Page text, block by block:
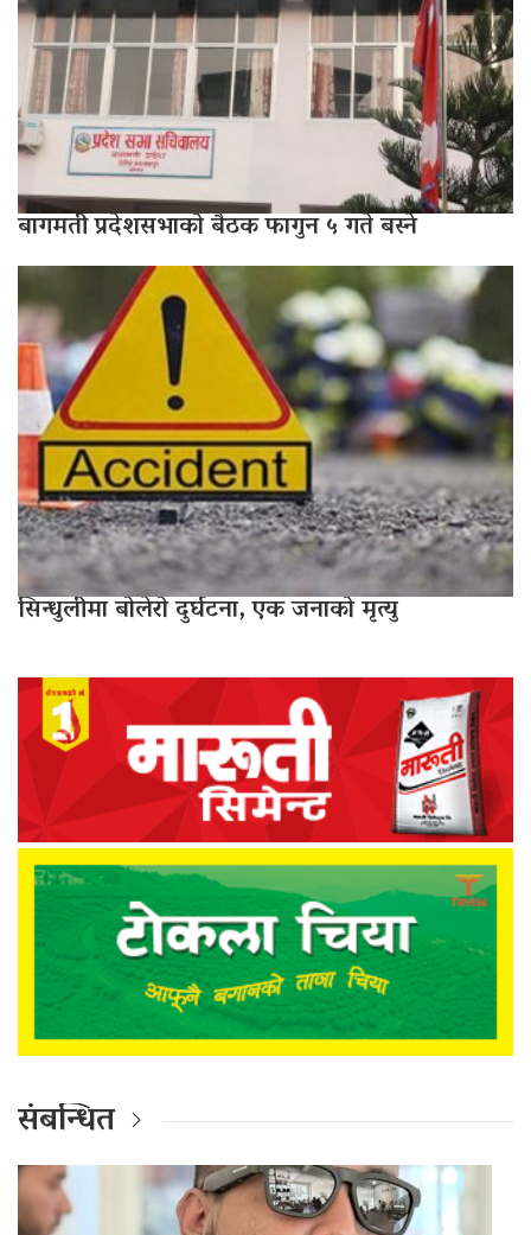
बागमती प्रदेशसभाको बैठक फागुन ५ गते बस्ने
सिन्धुलीमा बोलेरो दुर्घटना, एक जनाको मृत्यु
संबन्धित